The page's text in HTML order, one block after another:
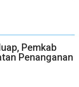
Pemkab
Penanganan